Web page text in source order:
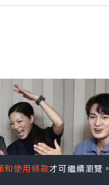
和使用條款才可繼續瀏覽。